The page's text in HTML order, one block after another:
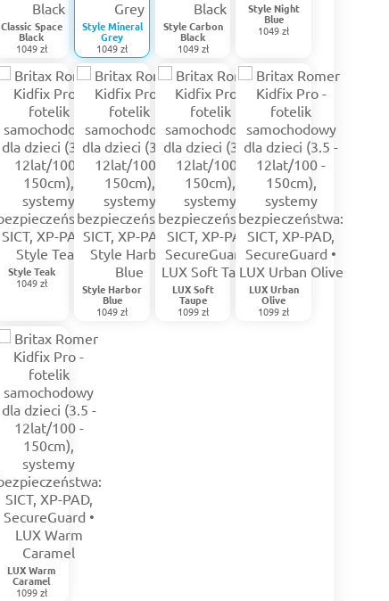
Classic Space
Black
1049 zł
Style Mineral
Grey
1049 zł
Style Carbon
Black
1049 zł
Style Night
Blue
1049 zł
Style Teak
1049 zł
Style Harbor
Blue
1049 zł
LUX Soft
Taupe
1099 zł
LUX Urban
Olive
1099 zł
LUX Warm
Caramel
1099 zł